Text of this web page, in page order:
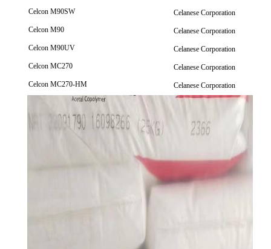
Celcon M90SW
Celanese Corporation
Celcon M90
Celanese Corporation
Celcon M90UV
Celanese Corporation
Celcon MC270
Celanese Corporation
Celcon MC270-HM
Celanese Corporation